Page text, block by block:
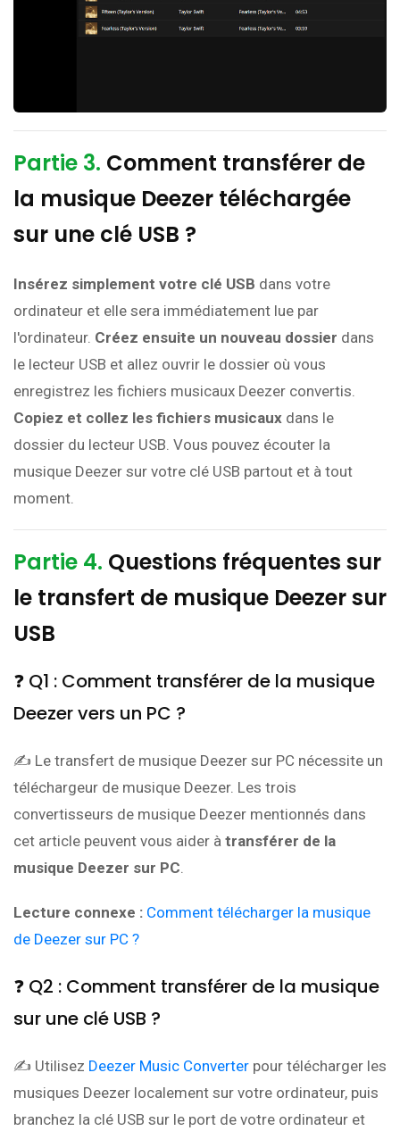
Partie 3. Comment transférer de
la musique Deezer téléchargée
sur une clé USB ?
Insérez simplement votre clé USB dans votre
ordinateur et elle sera immédiatement lue par
l'ordinateur. Créez ensuite un nouveau dossier dans
le lecteur USB et allez ouvrir le dossier où vous
enregistrez les fichiers musicaux Deezer convertis.
Copiez et collez les fichiers musicaux dans le
dossier du lecteur USB. Vous pouvez écouter la
musique Deezer sur votre clé USB partout et à tout
moment.
Partie 4. Questions fréquentes sur
le transfert de musique Deezer sur
USB
❓ Q1 : Comment transférer de la musique
Deezer vers un PC ?
✍ Le transfert de musique Deezer sur PC nécessite un
téléchargeur de musique Deezer. Les trois
convertisseurs de musique Deezer mentionnés dans
cet article peuvent vous aider à transférer de la
musique Deezer sur PC.
Lecture connexe : Comment télécharger la musique
de Deezer sur PC ?
❓ Q2 : Comment transférer de la musique
sur une clé USB ?
✍ Utilisez Deezer Music Converter pour télécharger les
musiques Deezer localement sur votre ordinateur, puis
branchez la clé USB sur le port de votre ordinateur et